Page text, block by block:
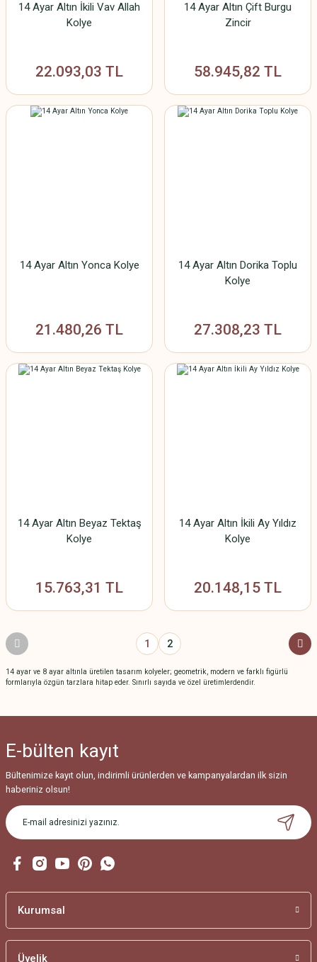
14 Ayar Altın İkili Vav Allah
Kolye
22.093,03 TL
14 Ayar Altın Çift Burgu
Zincir
58.945,82 TL
14 Ayar Altın Yonca Kolye
21.480,26 TL
14 Ayar Altın Dorika Toplu
Kolye
27.308,23 TL
14 Ayar Altın Beyaz Tektaş
Kolye
15.763,31 TL
14 Ayar Altın İkili Ay Yıldız
Kolye
20.148,15 TL
1 2
14 ayar ve 8 ayar altınla üretilen tasarım kolyeler; geometrik, modern ve farklı figürlü
formlarıyla özgün tarzlara hitap eder. Sınırlı sayıda ve özel üretimlerdendir.
E-bülten kayıt
Bültenimize kayıt olun, indirimli ürünlerden ve kampanyalardan ilk sizin
haberiniz olsun!
Kurumsal
Üyelik